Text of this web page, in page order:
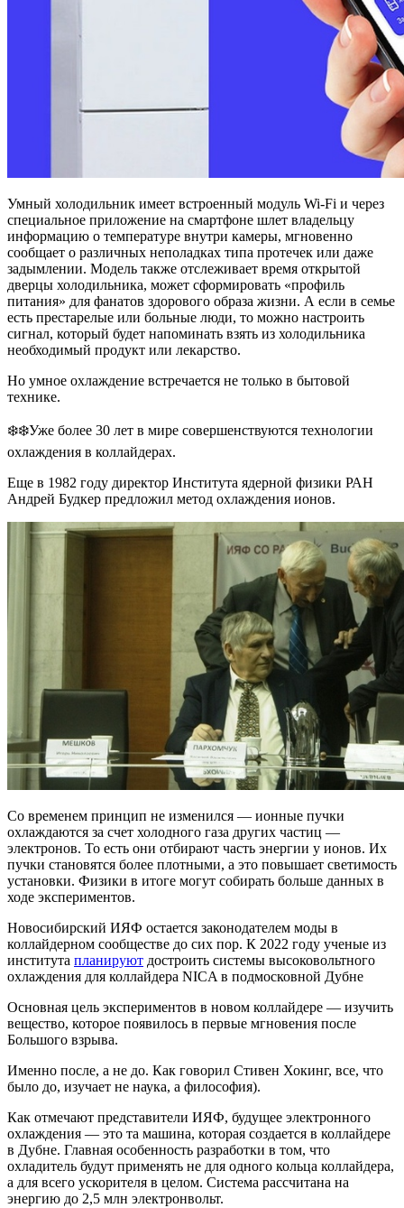
Умный холодильник имеет встроенный модуль Wi-Fi и через
специальное приложение на смартфоне шлет владельцу
информацию о температуре внутри камеры, мгновенно
сообщает о различных неполадках типа протечек или даже
задымлении. Модель также отслеживает время открытой
дверцы холодильника, может сформировать «профиль
питания» для фанатов здорового образа жизни. А если в семье
есть престарелые или больные люди, то можно настроить
сигнал, который будет напоминать взять из холодильника
необходимый продукт или лекарство.
Но умное охлаждение встречается не только в бытовой
технике.
❄️❄️Уже более 30 лет в мире совершенствуются технологии
охлаждения в коллайдерах.
Еще в 1982 году директор Института ядерной физики РАН
Андрей Будкер предложил метод охлаждения ионов.
Со временем принцип не изменился — ионные пучки
охлаждаются за счет холодного газа других частиц —
электронов. То есть они отбирают часть энергии у ионов. Их
пучки становятся более плотными, а это повышает светимость
установки. Физики в итоге могут собирать больше данных в
ходе экспериментов.
Новосибирский ИЯФ остается законодателем моды в
коллайдерном сообществе до сих пор. К 2022 году ученые из
института планируют достроить системы высоковольтного
охлаждения для коллайдера NICA в подмосковной Дубне
Основная цель экспериментов в новом коллайдере — изучить
вещество, которое появилось в первые мгновения после
Большого взрыва.
Именно после, а не до. Как говорил Стивен Хокинг, все, что
было до, изучает не наука, а философия).
Как отмечают представители ИЯФ, будущее электронного
охлаждения — это та машина, которая создается в коллайдере
в Дубне. Главная особенность разработки в том, что
охладитель будут применять не для одного кольца коллайдера,
а для всего ускорителя в целом. Система рассчитана на
энергию до 2,5 млн электронвольт.